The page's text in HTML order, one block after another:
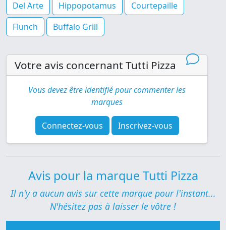
Del Arte Hippopotamus
Courtepaille
Flunch
Buffalo Grill
Votre avis concernant Tutti Pizza
Vous devez être identifié pour commenter les
marques
Connectez-vous Inscrivez-vous
Avis pour la marque Tutti Pizza
Il n'y a aucun avis sur cette marque pour l'instant...
N'hésitez pas à laisser le vôtre !